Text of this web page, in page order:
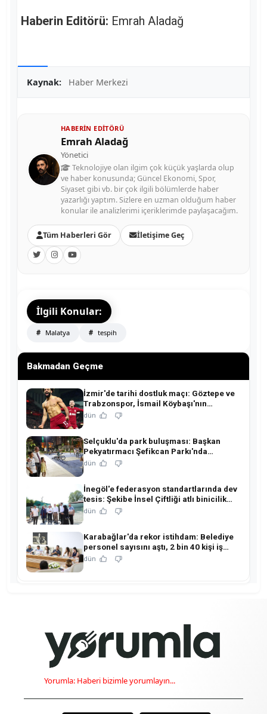
Haberin Editörü: Emrah Aladağ
Kaynak: Haber Merkezi
HABERIN EDITÖRÜ
Emrah Aladağ
Yönetici
Teknolojiye olan ilgim çok küçük yaşlarda olup
ve haber konusunda; Güncel Ekonomi, Spor,
Siyaset gibi vb. bir çok ilgili bölümlerde haber
yazarlığı yaptım. Sizlere en uzman olduğum haber
konular ile analizlerimi içeriklerimde paylaşacağım.
Tüm Haberleri Gör İletişime Geç
İlgili Konular:
Malatya tespih
Bakmadan Geçme
İzmir'de tarihi dostluk maçı: Göztepe ve
Trabzonspor, İsmail Köybaşı'nın
jübilesinde buluşuyor!
dün
Selçuklu'da park buluşması: Başkan
Pekyatırmacı Şefikcan Parkı'nda
hemşehrileriyle buluştu!
dün
İnegöl'e federasyon standartlarında dev
tesis: Şekibe İnsel Çiftliği atlı binicilik
merkezine dönüşüyor!
dün
Karabağlar'da rekor istihdam: Belediye
personel sayısını aştı, 2 bin 40 kişi iş
sahibi oldu!
dün
Yorumla: Haberi bizimle yorumlayın...